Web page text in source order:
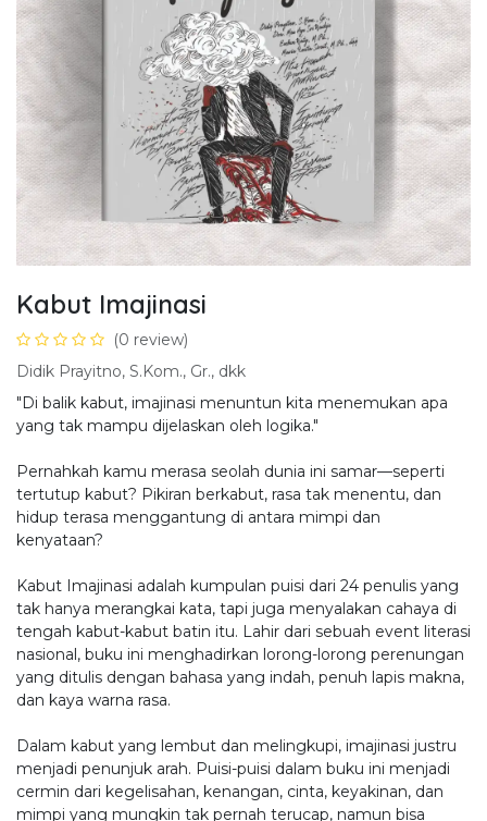
Kabut Imajinasi
(0 review)
Didik Prayitno, S.Kom., Gr., dkk
"Di balik kabut, imajinasi menuntun kita menemukan apa
yang tak mampu dijelaskan oleh logika."
Pernahkah kamu merasa seolah dunia ini samar—seperti
tertutup kabut? Pikiran berkabut, rasa tak menentu, dan
hidup terasa menggantung di antara mimpi dan
kenyataan?
Kabut Imajinasi adalah kumpulan puisi dari 24 penulis yang
tak hanya merangkai kata, tapi juga menyalakan cahaya di
tengah kabut-kabut batin itu. Lahir dari sebuah event literasi
nasional, buku ini menghadirkan lorong-lorong perenungan
yang ditulis dengan bahasa yang indah, penuh lapis makna,
dan kaya warna rasa.
Dalam kabut yang lembut dan melingkupi, imajinasi justru
menjadi penunjuk arah. Puisi-puisi dalam buku ini menjadi
cermin dari kegelisahan, kenangan, cinta, keyakinan, dan
mimpi yang mungkin tak pernah terucap, namun bisa